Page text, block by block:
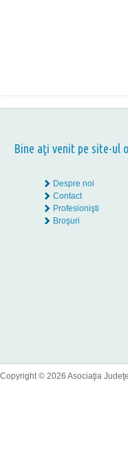
Bine aţi venit pe site-ul
Despre noi
Contact
Profesionişti
Broşuri
Copyright © 2026 Asociaţia